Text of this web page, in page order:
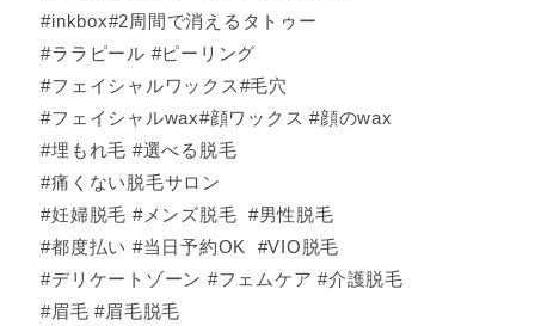
#inkbox#2周間で消えるタトゥー
#ララピール #ピーリング
#フェイシャルワックス#毛穴
#フェイシャルwax#顔ワックス #顔のwax
#埋もれ毛 #選べる脱毛
#痛くない脱毛サロン
#妊婦脱毛 #メンズ脱毛 #男性脱毛
#都度払い #当日予約OK #VIO脱毛
#デリケートゾーン #フェムケア #介護脱毛
#眉毛 #眉毛脱毛